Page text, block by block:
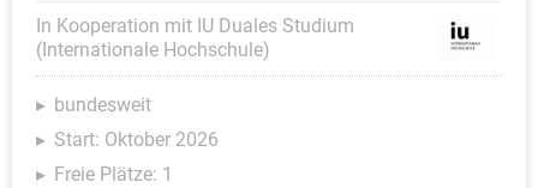
In Kooperation mit IU Duales Studium
(Internationale Hochschule)
bundesweit
Start: Oktober 2026
Freie Plätze: 1